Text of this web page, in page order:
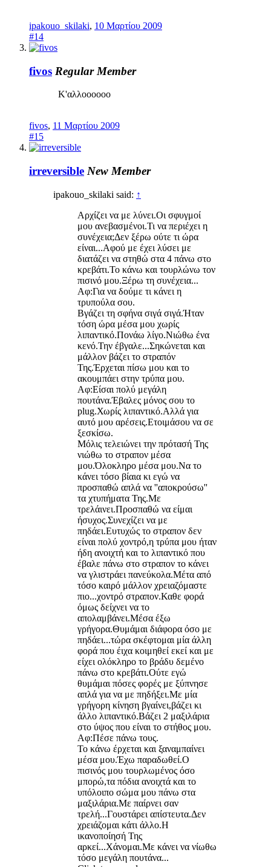
ipakouo_skilaki, 10 Μαρτίου 2009
#14
fivos Regular Member
Κ'αλλοοοοοο
fivos, 11 Μαρτίου 2009
#15
irreversible New Member
ipakouo_skilaki said: ↑
Αρχίζει να με λύνει.Οι σφυγμοί
μου ανεβασμένοι.Τι να περιέχει η
συνέχεια;Δεν ξέρω ούτε τι ώρα
είναι...Αφού με έχει λύσει με
διατάζει να στηθώ στα 4 πάνω στο
κρεβάτι.Το κάνω και τουρλώνω τον
πισινό μου.Ξέρω τη συνέχεια...
Αφ:Για να δούμε τι κάνει η
τρυπούλα σου.
Βγάζει τη σφήνα σιγά σιγά.Ήταν
τόση ώρα μέσα μου χωρίς
λιπαντικό.Πονάω λίγο.Νιώθω ένα
κενό.Την έβγαλε...Σηκώνεται και
μάλλον βάζει το στραπόν
Της.Έρχεται πίσω μου και το
ακουμπάει στην τρύπα μου.
Αφ:Είσαι πολύ μεγάλη
πουτάνα.Έβαλες μόνος σου το
plug.Χωρίς λιπαντικό.Αλλά για
αυτό μου αρέσεις.Ετοιμάσου να σε
ξεσκίσω.
Μόλις τελειώνει την πρότασή Της
νιώθω το στραπον μέσα
μου.Όλοκληρο μέσα μου.Να το
κάνει τόσο βίαια κι εγώ να
προσπαθώ απλά να ''αποκρούσω''
τα χτυπήματα Της.Με
τρελάινει.Προσπαθώ να είμαι
ήσυχος.Συνεχίζει να με
πηδάει.Ευτυχώς το στραπον δεν
είναι πολύ χοντρό,η τρύπα μου ήταν
ήδη ανοιχτή και το λιπαντικό που
έβαλε πάνω στο στραπον το κάνει
να γλιστράει πανεύκολα.Μέτα από
τόσο καιρό μάλλον χρειαζόμαστε
πιο...χοντρό στραπον.Καθε φορά
όμως δείχνει να το
απολαμβάνει.Μέσα έξω
γρήγορα.Θυμάμαι διάφορα όσο με
πηδάει...τώρα σκέφτομαι μία άλλη
φορά που έιχα κοιμηθεί εκεί και με
είχει ολόκληρο το βράδυ δεμένο
πάνω στο κρεβάτι.Ούτε εγώ
θυμάμαι πόσες φορές με ξύπνησε
απλά για να με πηδήξει.Με μία
γρήγορη κίνηση βγαίνει,βάζει κι
άλλο λιπαντικό.Βάζει 2 μαξιλάρια
στο ύψος που είναι το στήθος μου.
Αφ:Πέσε πάνω τους.
Το κάνω έρχεται και ξαναμπαίνει
μέσα μου.Έχω παραδωθεί.Ο
πισινός μου τουρλωμένος όσο
μπορώ,τα πόδια ανοιχτά και το
υπόλοιπο σώμα μου πάνω στα
μαξιλάρια.Με παίρνει σαν
τρελή...Γουστάρει απίστευτα.Δεν
χρειάζομαι κάτι άλλο.Η
ικανοποίησή Της
αρκεί...Χάνομαι.Με κάνει να νίωθω
τόσο μεγάλη πουτάνα...